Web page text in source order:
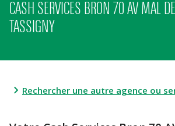
CASH SERVICES BRON 70 AV MAL
TASSIGNY
Rechercher une autre agence ou